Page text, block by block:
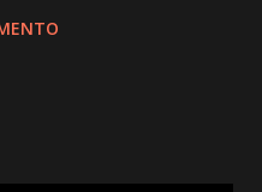
e utilizzata
esemplari maturi